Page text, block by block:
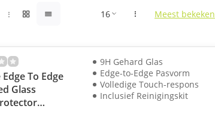
Meest bekeken
To Edge
Glass
9H Gehard Glas
Edge-to-Edge Pasvorm
Volledige Touch-respons
Inclusief Reinigingskit